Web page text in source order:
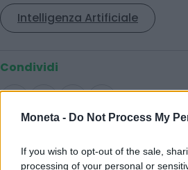
Moneta - Do Not Process My
If you wish to opt-out of the sale,
processing of your personal or
Intelligenza Artificiale
Condividi
Scegli Moneta come fonte